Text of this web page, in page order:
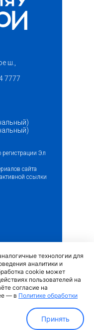
ш.,
7777
email)
регистрации Эл
сайта
ссылки
(внешняя
ссылка)
данных
технологии для
аналитики и
cookie может
пользователей на
согласие на
— в Политике обработки
Принять